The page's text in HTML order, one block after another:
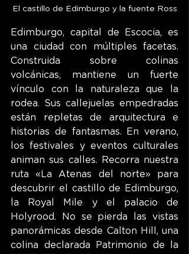
El castillo de Edimburgo y la fuente Ross
Edimburgo, capital de Escocia, es
una ciudad con múltiples facetas.
Construida sobre colinas
volcánicas, mantiene un fuerte
vínculo con la naturaleza que la
rodea. Sus callejuelas empedradas
están repletas de arquitectura e
historias de fantasmas. En verano,
los festivales y eventos culturales
animan sus calles. Recorra nuestra
ruta «La Atenas del norte» para
descubrir el castillo de Edimburgo,
la Royal Mile y el palacio de
Holyrood. No se pierda las vistas
panorámicas desde Calton Hill, una
colina declarada Patrimonio de la